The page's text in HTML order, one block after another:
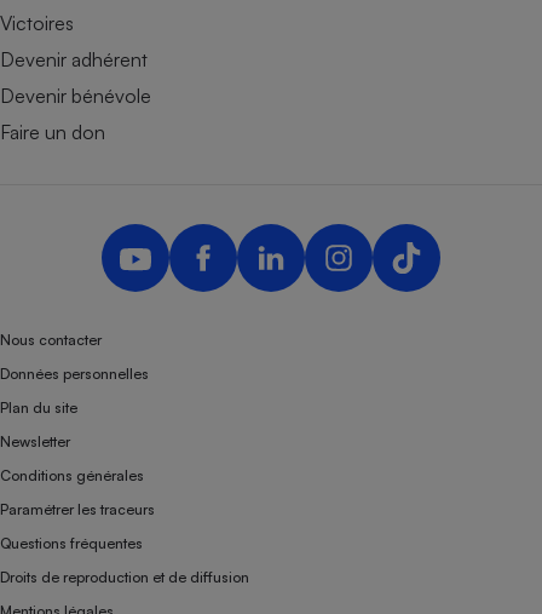
Victoires
Devenir adhérent
Devenir bénévole
Faire un don
Nous contacter
Données personnelles
Plan du site
Newsletter
Conditions générales
Paramétrer les traceurs
Questions fréquentes
Droits de reproduction et de diffusion